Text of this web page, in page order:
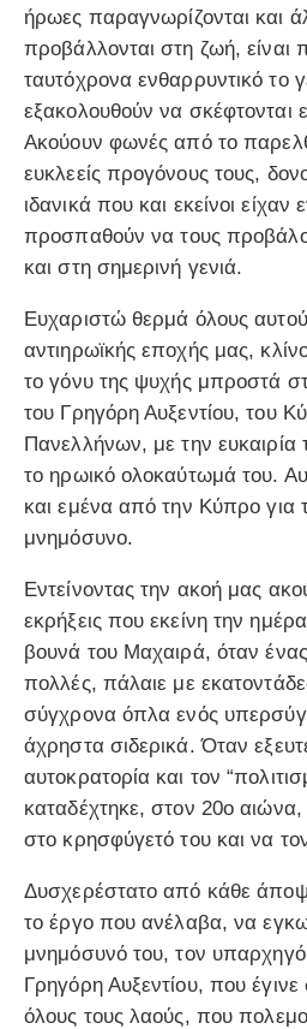
ήρωες παραγνωρίζονται και
προβάλλονται στη ζωή, είναι
ταυτόχρονα ενθαρρυντικό το
εξακολουθούν να σκέφτονται
Ακούουν φωνές από το
ευκλεείς προγόνους τους,
ιδανικά που και εκείνοι είχαν
προσπαθούν να τους
και στη σημερινή γενιά.
Ευχαριστώ θερμά όλους
αντιηρωϊκής εποχής μας,
το γόνυ της ψυχής μπροστά
του Γρηγόρη Αυξεντίου, του
Πανελλήνων, με την ευκαιρία
το ηρωικό ολοκαύτωμά του.
και εμένα από την Κύπρο για
μνημόσυνο.
Εντείνοντας την ακοή μας
εκρήξεις που εκείνη την
βουνά του Μαχαιρά, όταν
πολλές, πάλαιε με
σύγχρονα όπλα ενός
άχρηστα σιδερικά. Όταν
αυτοκρατορία και τον
καταδέχτηκε, στον 20ο αιώνα,
στο κρησφύγετό του και να
Δυσχερέστατο από κάθε
το έργο που ανέλαβα, να
μνημόσυνό του, τον
Γρηγόρη Αυξεντίου, που
όλους τους λαούς, που